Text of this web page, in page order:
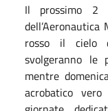
Il prossimo 2
rosso il cielo
svolgeranno le
mentre
acrobatico